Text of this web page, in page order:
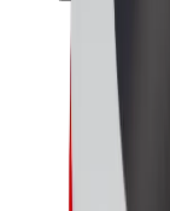
Bolt
Bolt
Bolt